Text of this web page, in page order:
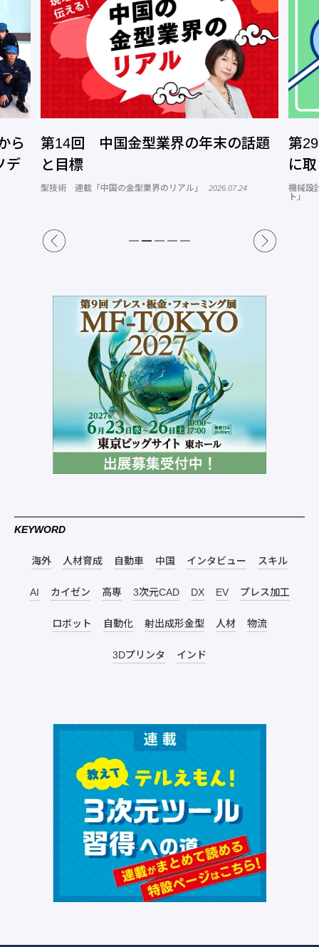
ら
デ
第14回 中国金型業界の年末の話題
と目標
型技術 連載「中国の金型業界のリアル」 2026.07.24
第
に
機械設
ト」
KEYWORD
海外 人材育成 自動車 中国 インタビュー スキル
AI カイゼン 高専 3次元CAD DX EV プレス加工
ロボット 自動化 射出成形金型 人材 物流
3Dプリンタ インド